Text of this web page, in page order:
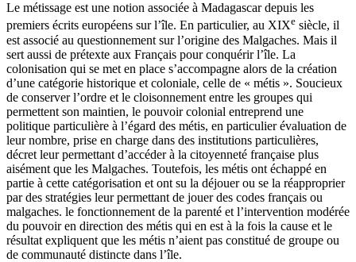
Le métissage est une notion associée à Madagascar depuis les
premiers écrits européens sur l’île. En particulier, au XIXe siècle, il
est associé au questionnement sur l’origine des Malgaches. Mais il
sert aussi de prétexte aux Français pour conquérir l’île. La
colonisation qui se met en place s’accompagne alors de la création
d’une catégorie historique et coloniale, celle de « métis ». Soucieux
de conserver l’ordre et le cloisonnement entre les groupes qui
permettent son maintien, le pouvoir colonial entreprend une
politique particulière à l’égard des métis, en particulier évaluation de
leur nombre, prise en charge dans des institutions particulières,
décret leur permettant d’accéder à la citoyenneté française plus
aisément que les Malgaches. Toutefois, les métis ont échappé en
partie à cette catégorisation et ont su la déjouer ou se la réapproprier
par des stratégies leur permettant de jouer des codes français ou
malgaches. le fonctionnement de la parenté et l’intervention modérée
du pouvoir en direction des métis qui en est à la fois la cause et le
résultat expliquent que les métis n’aient pas constitué de groupe ou
de communauté distincte dans l’île.